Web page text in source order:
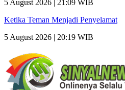
5 August 2026 | 21:09 WIB
Ketika Teman Menjadi Penyelamat
5 August 2026 | 20:19 WIB